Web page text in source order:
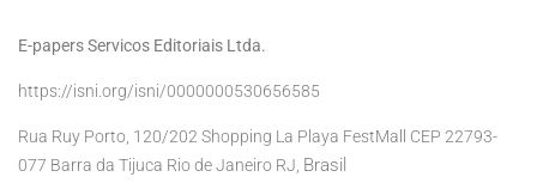
E-papers Servicos Editoriais Ltda.
https://isni.org/isni/0000000530656585
Rua Ruy Porto, 120/202 Shopping La Playa FestMall CEP 22793-
077 Barra da Tijuca Rio de Janeiro RJ, Brasil